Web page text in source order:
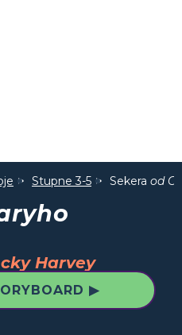
Stupne 3-5 Sekera od
Harvey
▶